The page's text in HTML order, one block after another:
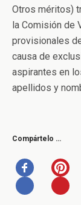
Otros méritos)
la Comisión de
provisionales
causa de
aspirantes en
apellidos y
Compártelo …